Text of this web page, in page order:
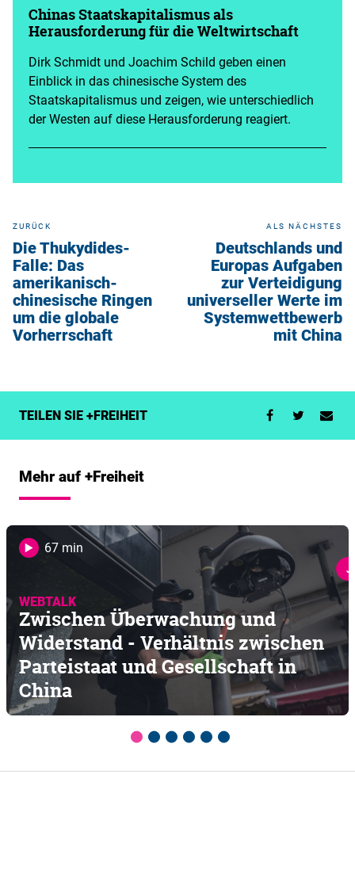
Chinas Staatskapitalismus als
Herausforderung für die Weltwirtschaft
Dirk Schmidt und Joachim Schild geben einen
Einblick in das chinesische System des
Staatskapitalismus und zeigen, wie unterschiedlich
der Westen auf diese Herausforderung reagiert.
ZURÜCK
Die Thukydides-
Falle: Das
amerikanisch-
chinesische Ringen
um die globale
Vorherrschaft
ALS NÄCHSTES
Deutschlands und
Europas Aufgaben
zur Verteidigung
universeller Werte im
Systemwettbewerb
mit China
TEILEN SIE +FREIHEIT
Mehr auf +Freiheit
67 min
WEBTALK
Zwischen Überwachung und
Widerstand - Verhältnis zwischen
Parteistaat und Gesellschaft in
China